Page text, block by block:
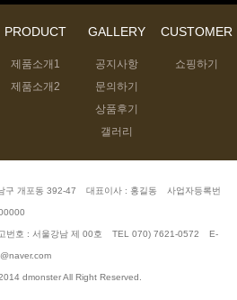
PRODUCT GALLERY CUSTOMER
제품소개1
제품소개2
공지사항
문의하기
상품후기
갤러리
쇼핑하기
구 개포동 392-47 대표이사 : 홍길동 사업자등록번
번호 : 서울강남 제 00호 TEL 070) 7621-0572 E-
dmonster All Right Reserved.